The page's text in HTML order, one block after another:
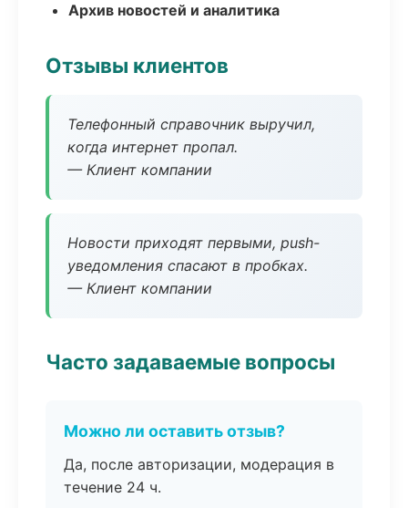
Архив новостей и аналитика
Отзывы клиентов
Телефонный справочник выручил,
когда интернет пропал.
— Клиент компании
Новости приходят первыми, push-
уведомления спасают в пробках.
— Клиент компании
Часто задаваемые вопросы
Можно ли оставить отзыв?
Да, после авторизации, модерация в
течение 24 ч.